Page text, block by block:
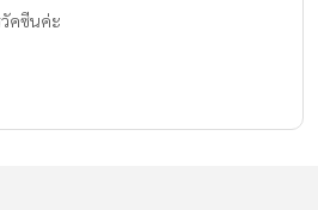
วัคซีนค่ะ